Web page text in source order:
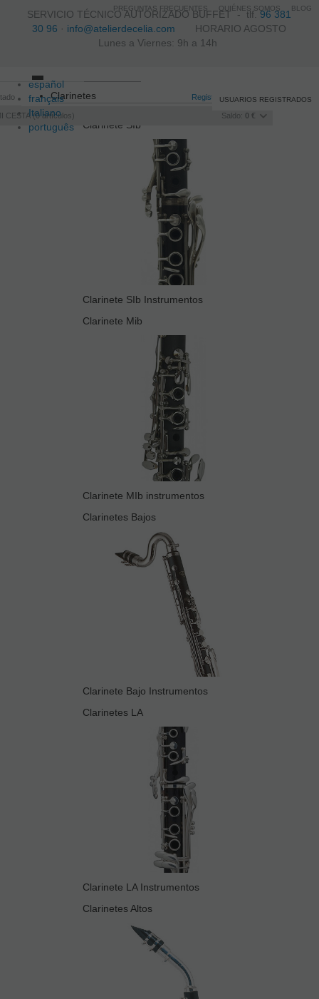
SERVICIO TÉCNICO AUTORIZADO BUFFET -tlf.96 381
30 96 · info@atelierdecelia.com HORARIO AGOSTO
Lunes a Viernes: 9h a 14h
español
français
Italiano
português
Registro /Iniciar sesión
CESTA 0artículos Saldo: 0 €
USUARIOS REGISTRADOS
Toggle
navigation
Clarinetes
Clarinete SIb
Clarinete SIb Instrumentos
Clarinete Mib
Clarinete MIb instrumentos
Clarinetes Bajos
Clarinete Bajo Instrumentos
Clarinetes LA
Clarinete LA Instrumentos
Clarinetes Altos
PREGUNTAS FRECUENTES QUIÉNES SOMOS BLOG